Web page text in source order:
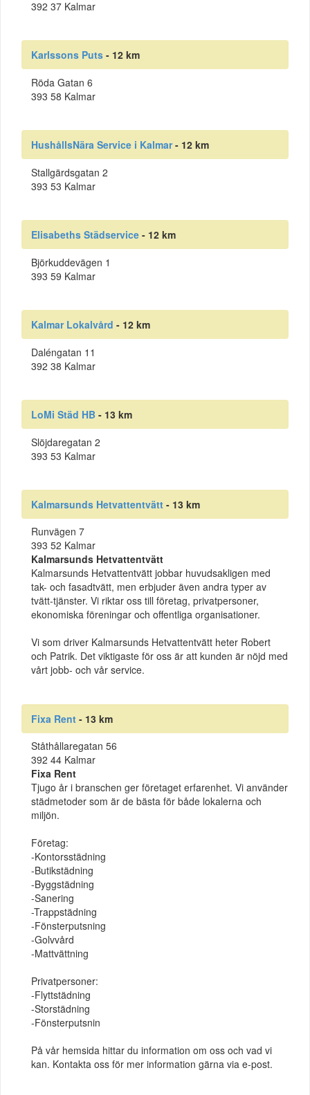
392 37 Kalmar
Karlssons Puts - 12 km
Röda Gatan 6
393 58 Kalmar
HushållsNära Service i Kalmar- 12 km
Stallgärdsgatan 2
393 53 Kalmar
Elisabeths Städservice - 12 km
Björkuddevägen 1
393 59 Kalmar
Kalmar Lokalvård - 12 km
Daléngatan 11
392 38 Kalmar
LoMi Städ HB - 13 km
Slöjdaregatan 2
393 53 Kalmar
Kalmarsunds Hetvattentvätt - 13 km
Runvägen 7
393 52 Kalmar
Kalmarsunds Hetvattentvätt
Kalmarsunds Hetvattentvätt jobbar huvudsakligen med
tak- och fasadtvätt, men erbjuder även andra typer av
tvätt-tjänster. Vi riktar oss till företag, privatpersoner,
ekonomiska föreningar och offentliga organisationer.
Vi som driver Kalmarsunds Hetvattentvätt heter Robert
och Patrik. Det viktigaste för oss är att kunden är nöjd med
vårt jobb- och vår service.
Fixa Rent - 13 km
Ståthållaregatan 56
392 44 Kalmar
Fixa Rent
Tjugo år i branschen ger företaget erfarenhet. Vi använder
städmetoder som är de bästa för både lokalerna och
miljön.
Företag:
-Kontorsstädning
-Butikstädning
-Byggstädning
-Sanering
-Trappstädning
-Fönsterputsning
-Golvvård
-Mattvättning
Privatpersoner:
-Flyttstädning
-Storstädning
-Fönsterputsnin
På vår hemsida hittar du information om oss och vad vi
kan. Kontakta oss för mer information gärna via e-post.